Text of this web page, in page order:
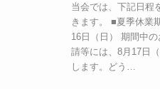
当会では、下記日程
きます。 ■夏季休業
16日（日） 期間中
請等には、8月17日
します。どう…